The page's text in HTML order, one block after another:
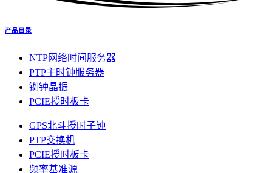
产品目录
NTP网络时间服务器
PTP主时钟服务器
铷钟晶振
PCIE授时板卡
GPS北斗授时子钟
PTP交换机
PCIE授时板卡
频率基准源